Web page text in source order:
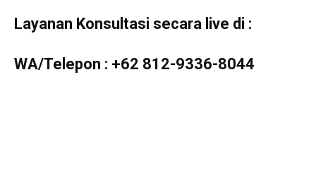
Layanan Konsultasi secara live di :
WA/Telepon : +62 812-9336-8044